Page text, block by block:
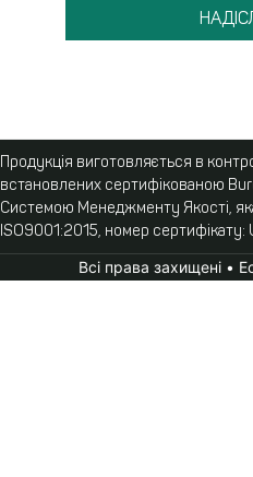
Продукція виготовляється в
встановлених сертифікованою
Системою Менеджменту Якості,
ISO9001:2015, номер сертифікату:
Всі права захищені •